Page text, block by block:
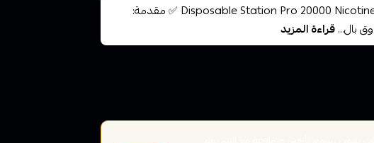
سحبة ستيشن برو 20000 نيكوتين 50 – Disposable Station Pro 20000 Nicotine 50 ✅ مقدمة:
قراءة المزيد